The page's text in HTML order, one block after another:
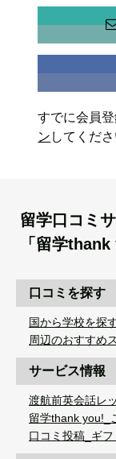
すでに会員
ン してくださ
留学口コミ
「留学thank
口コミを探す
国から学校を探
周辺のおすすめ
サービス情報
渡航前英会話レ
留学thank you!_
口コミ投稿_ギ